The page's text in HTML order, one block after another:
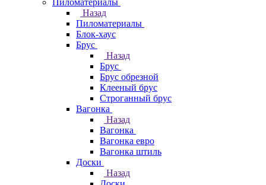
Пиломатериалы
Назад
Пиломатериалы
Блок-хаус
Брус
Назад
Брус
Брус обрезной
Клееный брус
Строганный брус
Вагонка
Назад
Вагонка
Вагонка евро
Вагонка штиль
Доски
Назад